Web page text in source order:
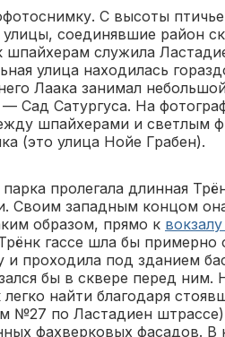
С высоты
соединявшие район
служила
улица находилась
Лаака занимал
— Сад Сатургуса. На
шпайхерами и светлым
(это улица Нойе Грабен).
пролегала длинная
Своим западным концом
образом, прямо к
гассе шла бы
проходила под зданием
бы в сквере перед ним.
легко найти благодаря
№27 по Ластадиен
фахверковых фасадов. В